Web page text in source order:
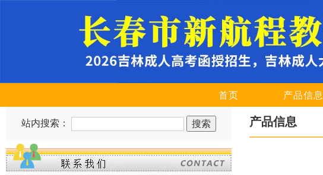
首页 产品信息
站内搜索： 产品信息